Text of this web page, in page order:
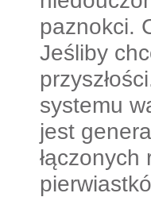
paznokci.
Jeśliby
systemu
jest